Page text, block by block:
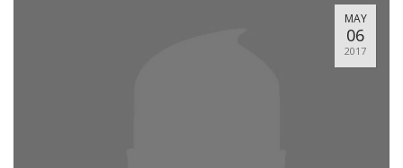
MAY
06
2017